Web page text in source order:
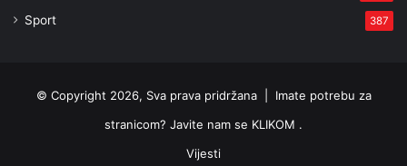
Sport 387
© Copyright 2026, Sva prava pridržana | Imate potrebu za
stranicom? Javite nam se KLIKOM .
Vijesti